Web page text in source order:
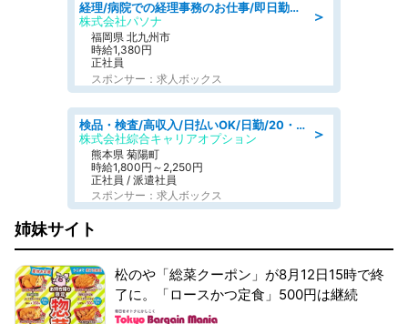
＞
経理/病院での経理事務のお仕事/即日勤務可/車通勤可/経理/一般事務
株式会社パソナ
福岡県 北九州市
時給1,380円
正社員
スポンサー：求人ボックス
＞
検品・検査/高収入/日払いOK/日勤/20・30・40代活躍中/製造 工場
株式会社綜合キャリアオプション
熊本県 菊陽町
時給1,800円～2,250円
正社員 / 派遣社員
スポンサー：求人ボックス
姉妹サイト
松のや「総菜クーポン」が8月12日15時で終
了に。「ロースかつ定食」500円は継続